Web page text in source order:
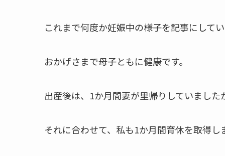
これまで何度か妊娠中の様子を記事にして
おかげさまで母子ともに健康です。
出産後は、1か月間妻が里帰りしていまし
それに合わせて、私も1か月間育休を取得し